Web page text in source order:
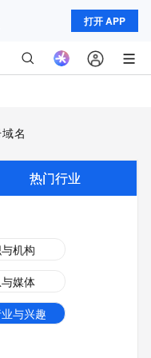
打开 APP
名
热门行业
机构
媒体
与兴趣